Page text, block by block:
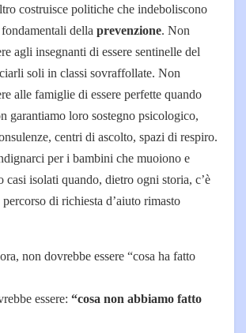
costruisce politiche che indeboliscono
della prevenzione. Non
agli insegnanti di essere sentinelle del
soli in classi sovraffollate. Non
alle famiglie di essere perfette quando
garantiamo loro sostegno psicologico,
centri di ascolto, spazi di respiro.
per i bambini che muoiono e
casi isolati quando, dietro ogni storia, c’è
di richiesta d’aiuto rimasto
non dovrebbe essere “cosa ha fatto
essere: “cosa non abbiamo fatto